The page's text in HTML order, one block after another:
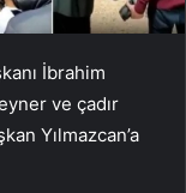
İbrahim
ve çadır
Yılmazcan’a